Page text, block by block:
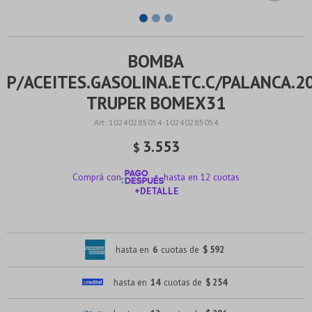
BOMBA
P/ACEITES.GASOLINA.ETC.C/
TRUPER BOMEX31
10240285054-10240285054
$ 3.553
Comprá con
hasta en 12 cuotas
+DETALLE
hasta en 6 cuotas de $ 592
hasta en 14 cuotas de $ 254